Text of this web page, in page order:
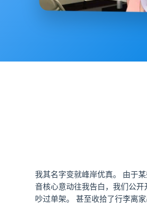
我其名字变就峰岸优真。 由于
音核心意动往我告白，我们公
吵过单架。 甚至收拾了行李离